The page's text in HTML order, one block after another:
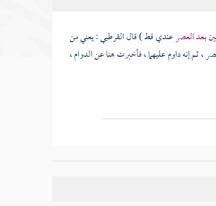
بعد العصرعندي قط ) قالالقرطبي: يعني من
، ثم إنه داوم عليهما ، فأخبرت هنا عن الدوام ،